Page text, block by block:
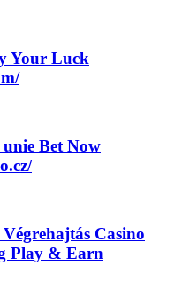
Your Luck
Bet Now
Casino
Play & Earn